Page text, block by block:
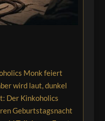
Monk feiert
wird laut, dunkel
Der Kinkoholics
Geburtstagsnacht